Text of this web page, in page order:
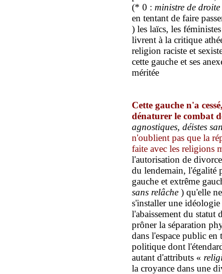
(* 0 : ministre de droite
en tentant de faire
) les laïcs, les
livrent à la critique
religion raciste et
cette gauche et ses
méritée
Cette gauche n'a cess
dénaturer le combat
agnostiques, déistes
n'oublient pas que la
faite avec les religions
l'autorisation de
du lendemain, l'égalité
gauche et extrême
sans relâche ) qu'elle
s'installer une
l'abaissement du statut
prôner la séparation
dans l'espace public
politique dont
autant d'attributs «
la croyance dans une